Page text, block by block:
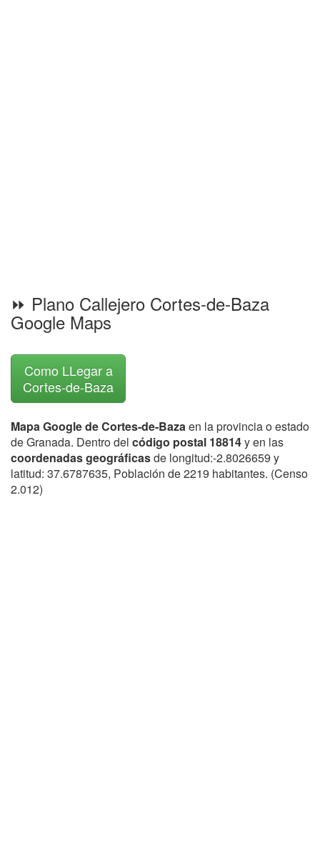
⏩ Plano Callejero Cortes-de-Baza
Google Maps
Como LLegar a
Cortes-de-Baza
Mapa Google de Cortes-de-Bazaen la provincia o estado
de Granada. Dentro del código postal 18814y en las
coordenadas geográficasde longitud:-2.8026659 y
latitud: 37.6787635, Población de 2219 habitantes. (Censo
2.012)